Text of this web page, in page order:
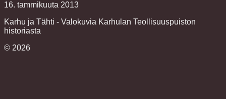
16. tammikuuta 2013
Karhu ja Tähti - Valokuvia Karhulan Teollisuuspuiston
historiasta
© 2026